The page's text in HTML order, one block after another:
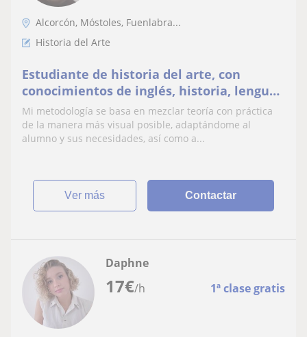
Alcorcón, Móstoles, Fuenlabra...
Historia del Arte
Estudiante de historia del arte, con
conocimientos de inglés, historia, lengua
y literatura
Mi metodología se basa en mezclar teoría con práctica
de la manera más visual posible, adaptándome al
alumno y sus necesidades, así como a...
ver más Contactar
17€/h 1ª clase gratis
Daphne